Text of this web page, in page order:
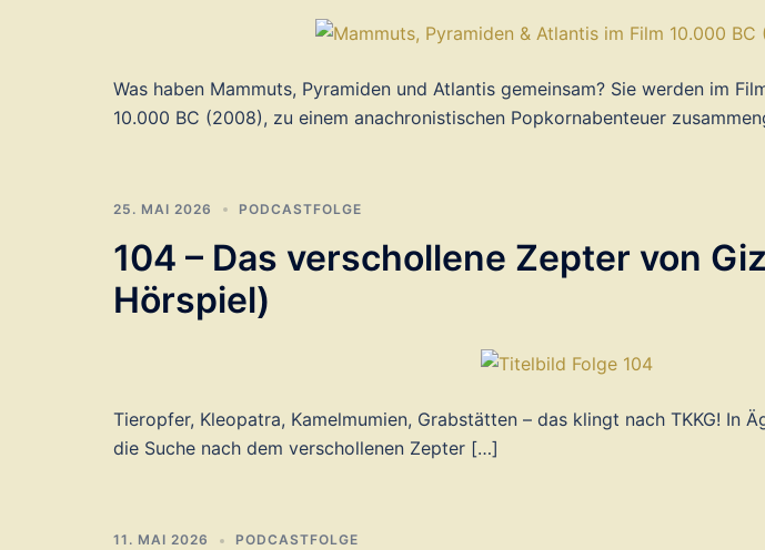
Was haben Mammuts, Pyramiden und Atlantis gemeinsam? Sie werden im
10.000 BC (2008), zu einem anachronistischen Popkornabenteuer
25. MAI 2026 PODCASTFOLGE
104 – Das verschollene Zepter von
Hörspiel)
Tieropfer, Kleopatra, Kamelmumien, Grabstätten – das klingt nach TKKG! In
die Suche nach dem verschollenen Zepter […]
11. MAI 2026 PODCASTFOLGE